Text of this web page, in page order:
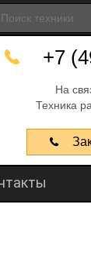
+7
На
Техника